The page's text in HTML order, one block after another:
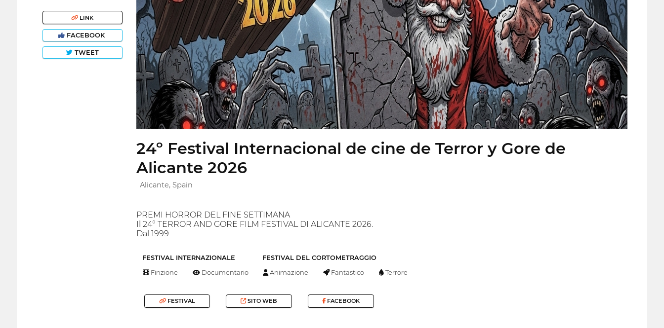
LINK
FACEBOOK
TWEET
24º Festival Internacional de cine de Terror y Gore de
Alicante 2026
Alicante, Spain
PREMI HORROR DEL FINE SETTIMANA
Il 24° TERROR AND GORE FILM FESTIVAL DI ALICANTE 2026.
Dal 1999
FESTIVAL INTERNAZIONALE FESTIVAL DEL CORTOMETRAGGIO
Finzione Documentario Animazione Fantastico Terrore
FESTIVAL SITO WEB FACEBOOK